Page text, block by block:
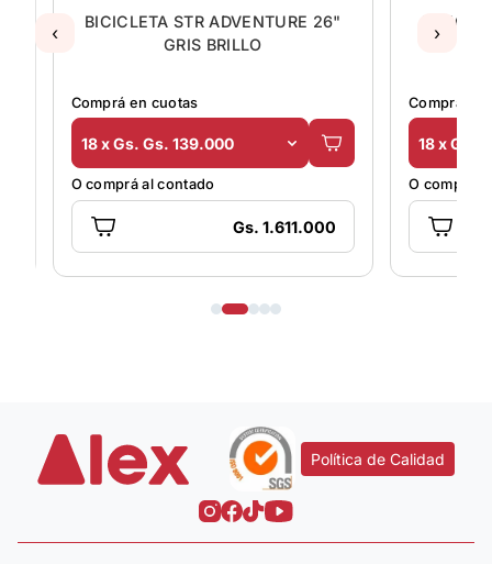
BICICLETA STR ADVENTURE 26"
GRIS BRILLO
Comprá en cuotas
18 x Gs. Gs. 139.000
O comprá al contado
Gs. 1.611.000
BICICLETA
Comprá en
18 x Gs. Gs.
O comprá al
‹ ›
Política de Calidad